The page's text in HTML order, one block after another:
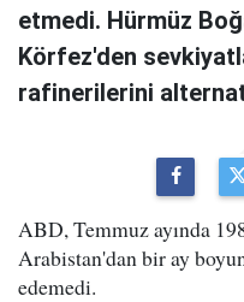
etmedi. Hürmüz
Körfez'den
rafinerilerini
ABD, Temmuz ayında
Arabistan'dan bir ay
edemedi.